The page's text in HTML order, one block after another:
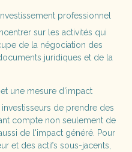
professionnel
sur les activités qui
de la négociation des
juridiques et de la
une mesure d'impact
de prendre des
compte non seulement de
de l'impact généré. Pour
et des actifs sous-jacents,